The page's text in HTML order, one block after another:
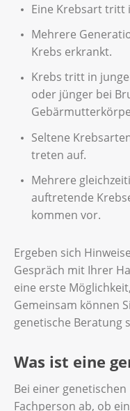
Eine Krebsart tritt
Mehrere
Krebs erkrankt.
Krebs tritt in
oder jünger bei
Seltene
treten auf.
Mehrere
auftretende
kommen vor.
Ergeben sich
Gespräch mit Ihrer
eine erste
Gemeinsam können
genetische Beratung
Was ist eine
Bei einer
Fachperson ab, ob